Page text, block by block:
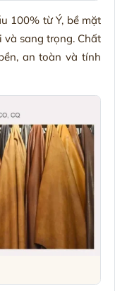
100% từ Ý, bề mặt
và sang trọng. Chất
an toàn và tính